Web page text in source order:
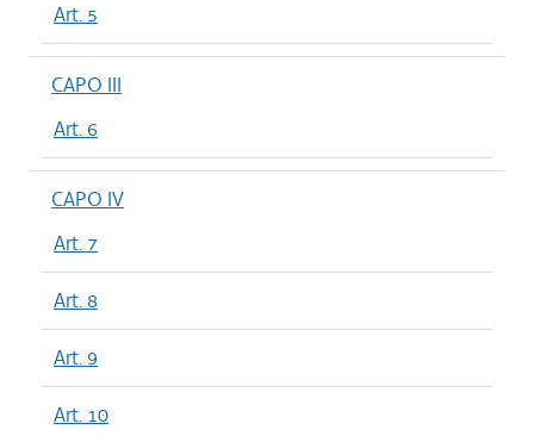
Art. 5
CAPO III
Art. 6
CAPO IV
Art. 7
Art. 8
Art. 9
Art. 10